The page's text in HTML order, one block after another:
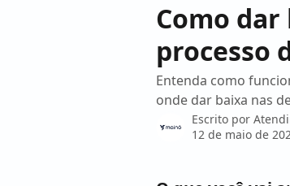
Como dar
processo
Entenda como
onde dar baixa nas
Escrito por
12 de maio de